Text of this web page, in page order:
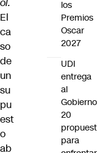
El
ca
so
de
un
su
pu
est
o
ab
los
Premios
Oscar
2027
UDI
entrega
al
Gobierno
20
para